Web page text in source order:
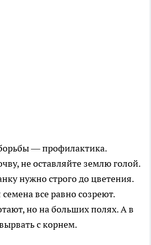
— профилактика.
не оставляйте землю голой.
нужно строго до цветения.
все равно созреют.
но на больших полях. А в
с корнем.